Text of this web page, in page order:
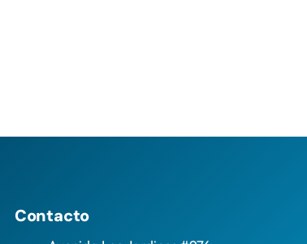
Contacto